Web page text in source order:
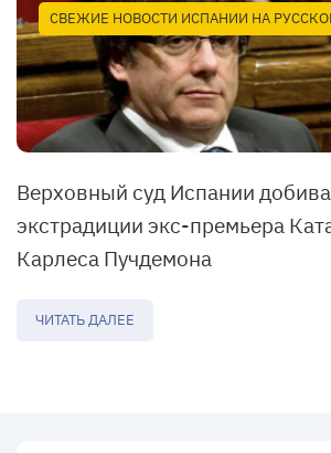
СВЕЖИЕ НОВОСТИ ИСПАНИИ НА
Верховный суд Испании
экстрадиции экс-премьера
Карлеса Пучдемона
ЧИТАТЬ ДАЛЕЕ